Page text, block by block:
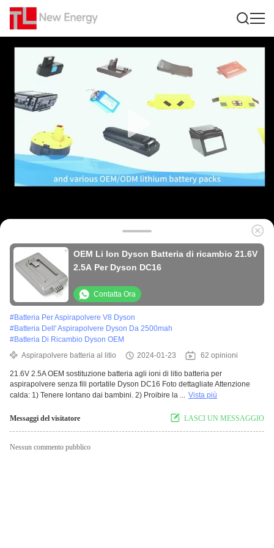
OEM Li Ion Dyson Batteria di ricambio 21.6V
2.5A Per Dyson DC16
Contatta Ora
#Batteria Per Aspirapolvere V8 Dyson
#Batteria Dell' Aspirapolvere Dyson Da 2500mah
#Batteria Di Ricambio Dyson OEM
Aspirapolvere batteria al litio
2024-01-23 62 opinioni
21.6V 2.5A OEM sostituzione batteria agli ioni di litio batteria per
aspirapolvere senza fili portatile Dyson DC16 Foto dettagliate Attenzione
calda: 1) Tenere lontano dai bambini. 2) Proibire la ... Vista più
Messaggi del visitatore LASCI UN MESSAGGIO
Nessun commento pubblico